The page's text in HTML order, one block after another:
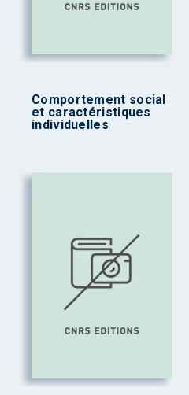
Comportement social
et caractéristiques
individuelles